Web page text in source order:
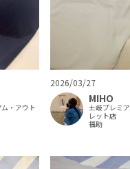
・アウト
2026/03/27
MIHO
土岐プレミ
レット店
福助